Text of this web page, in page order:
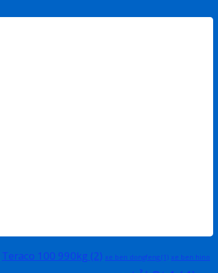
Teraco 100 990kg (2) xe ben dongfeng (1) xe ben hino